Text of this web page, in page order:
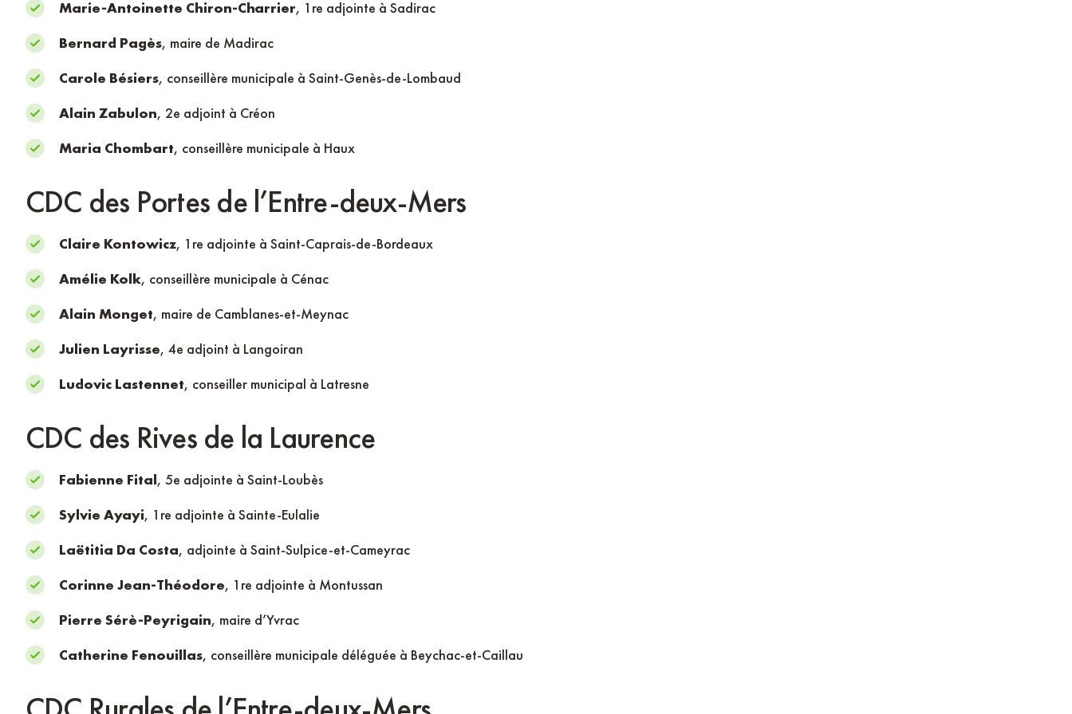
Marie-Antoinette Chiron-Charrier, 1re adjointe à Sadirac
Bernard Pagès, maire de Madirac
Carole Bésiers, conseillère municipale à Saint-Genès-de-Lombaud
Alain Zabulon, 2e adjoint à Créon
Maria Chombart, conseillère municipale à Haux
CDC des Portes de l’Entre-deux-Mers
Claire Kontowicz, 1re adjointe à Saint-Caprais-de-Bordeaux
Amélie Kolk, conseillère municipale à Cénac
Alain Monget, maire de Camblanes-et-Meynac
Julien Layrisse, 4e adjoint à Langoiran
Ludovic Lastennet, conseiller municipal à Latresne
CDC des Rives de la Laurence
Fabienne Fital, 5e adjointe à Saint-Loubès
Sylvie Ayayi, 1re adjointe à Sainte-Eulalie
Laëtitia Da Costa, adjointe à Saint-Sulpice-et-Cameyrac
Corinne Jean-Théodore, 1re adjointe à Montussan
Pierre Sérè-Peyrigain, maire d’Yvrac
Catherine Fenouillas, conseillère municipale déléguée à Beychac-et-Caillau